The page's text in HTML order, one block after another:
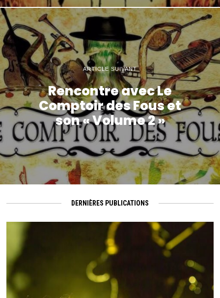
ARTICLE SUIVANT
Rencontre avec Le
Comptoir des Fous et
son « Volume 2 »
DERNIÈRES PUBLICATIONS